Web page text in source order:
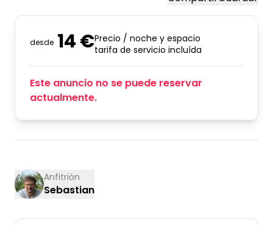
desde 14 €Precio / noche y espacio
tarifa de servicio incluída
Este anuncio no se puede reservar
actualmente.
Anfitrión
Sebastian